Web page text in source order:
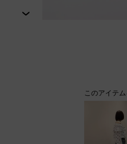
次
このアイテ